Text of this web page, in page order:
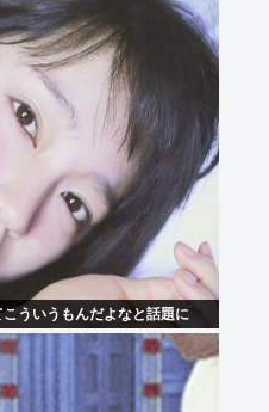
こういうもんだよなと話題に